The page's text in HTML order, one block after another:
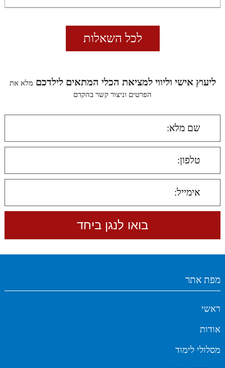
לכל השאלות
ליעוץ אישי וליווי למציאת הכלי המתאים לילדכם מלא את
הפרטים וניצור קשר בהקדם
מפת אתר
ראשי
אודות
מסלולי לימוד